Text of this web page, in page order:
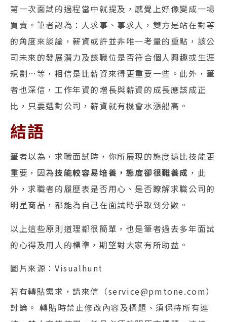
第一次面試的過程當中就提及，感覺上好像變成一場
買賣。筆者認為：人求事、事求人，雙方是站在對等
的角度來談論，薪資或許並非唯一考量的重點，該公
司未來的發展潛力及該職位是否符合個人興趣或生涯
規劃…等，相信是比薪資來得更重要一些。此外，筆
者也深信，工作年資的增長與薪資的成長應該成正
比，只要選對公司，薪資就有機會水漲船高。
結語
筆者以為，求職面試時，你所展現的態度遠比技能更
重要，因為技能較容易培養，態度卻很難養成 ，此
外，求職者的履歷表是否用心、是否瞭解求職公司的
明星商品，都能為自己在面試時爭取到分數。
以上這些原則道理都很簡單，也是筆者過去多年面試
的心得及用人的標準，期望對大家有所助益。
圖片來源：Visualhunt
若有轉貼需求，請來信（service@pmtone.com）
討論。 轉貼時禁止修改內容及標題、須保持所有連